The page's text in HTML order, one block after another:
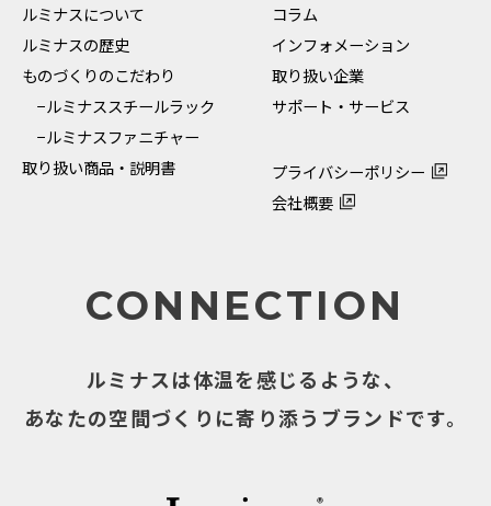
ルミナスについて
ルミナスの歴史
ものづくりのこだわり
−ルミナススチールラック
−ルミナスファニチャー
取り扱い商品・説明書
コラム
インフォメーション
取り扱い企業
サポート・サービス
プライバシーポリシー
会社概要
CONNECTION
ルミナスは体温を感じるような、
あなたの空間づくりに寄り添うブランドです。